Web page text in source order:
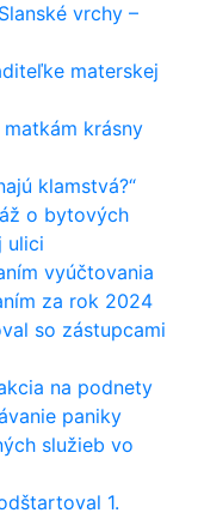
vrchy –
materskej
krásny
klamstvá?“
o bytových
ulici
vyúčtovania
za rok 2024
so zástupcami
na podnety
paniky
služieb vo
1.